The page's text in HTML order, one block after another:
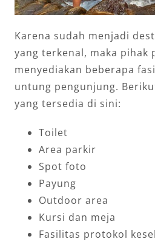
Karena sudah menjadi
yang terkenal, maka pihak
menyediakan beberapa
untung pengunjung.
yang tersedia di sini:
Toilet
Area parkir
Spot foto
Payung
Outdoor area
Kursi dan meja
Fasilitas protokol